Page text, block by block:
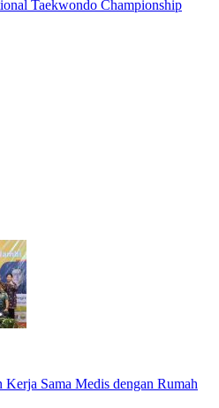
Taekwondo Championship
Sama Medis dengan Rumah